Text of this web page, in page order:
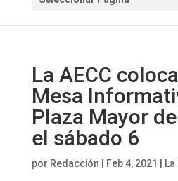
La AECC
Mesa
Plaza Mayor
el sábado 6
por Redacción Feb 4, 2021